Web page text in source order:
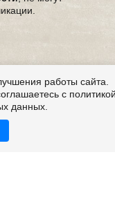
работы сайта.
с
данных.